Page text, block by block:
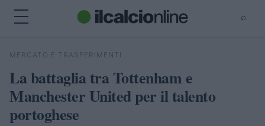
⌕
Cerca
MERCATO E TRASFERIMENTI
La battaglia tra Tottenham e
Manchester United per il talento
portoghese